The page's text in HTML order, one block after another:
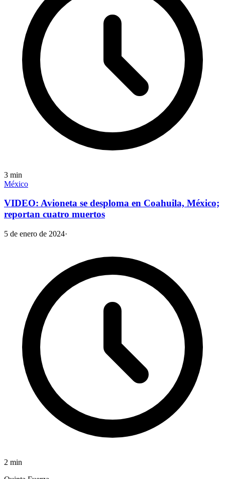
3 min
México
VIDEO: Avioneta se desploma en Coahuila, México;
reportan cuatro muertos
5 de enero de 2024·
2 min